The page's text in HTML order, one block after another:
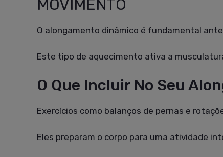
MOVIMENTO
O alongamento dinâmico é fundamental
Este tipo de aquecimento ativa a
O Que Incluir No Seu
Exercícios como balanços de pernas e
Eles preparam o corpo para uma atividade